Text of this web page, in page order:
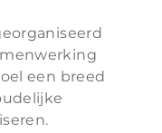
een breed